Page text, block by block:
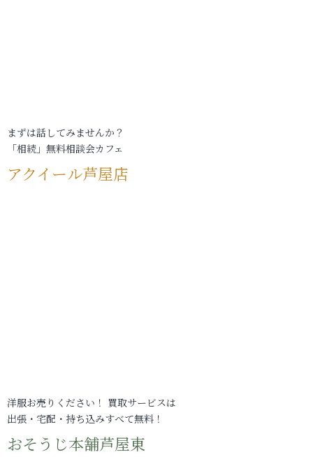
まずは話してみませんか？
「相続」無料相談会カフェ
アクイール芦屋店
洋服お売りください！ 買取サービスは
出張・宅配・持ち込みすべて無料！
おそうじ本舗芦屋東